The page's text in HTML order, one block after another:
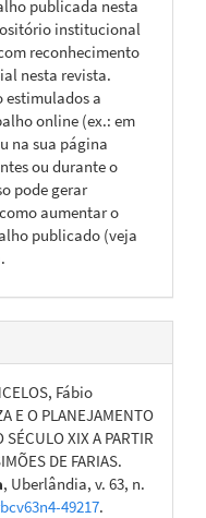
publicada nesta
institucional
reconhecimento
nesta revista.
estimulados a
online (ex.: em
na sua página
ou durante o
pode gerar
aumentar o
publicado (veja
Fábio
E O PLANEJAMENTO
XIX A PARTIR
DE FARIAS.
, Uberlândia, v. 63, n.
49217.